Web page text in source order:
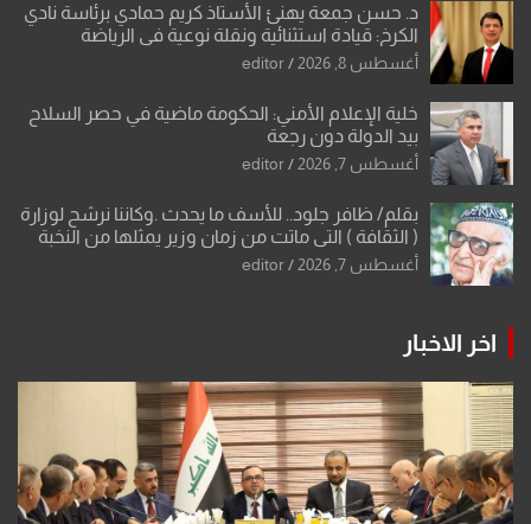
د. حسن جمعة يهنئ الأستاذ كريم حمادي برئاسة نادي
الكرخ: قيادة استثنائية ونقلة نوعية في الرياضة
العراقية
أغسطس 8, 2026 editor
خلية الإعلام الأمني: الحكومة ماضية في حصر السلاح
بيد الدولة دون رجعة
أغسطس 7, 2026 editor
بقلم/ ظافر جلود.. للأسف ما يحدث .وكاننا نرشح لوزارة
( الثقافة ) التي ماتت من زمان وزير يمثلها من النخبة
والإرث العظيم للثقافة العراقية..
أغسطس 7, 2026 editor
اخر الاخبار